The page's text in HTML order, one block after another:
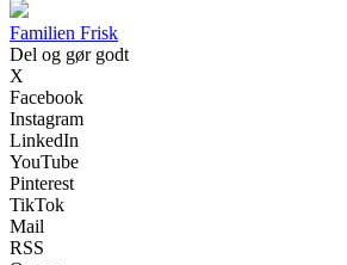
Familien Frisk
Del og gør godt
X
Facebook
Instagram
LinkedIn
YouTube
Pinterest
TikTok
Mail
RSS